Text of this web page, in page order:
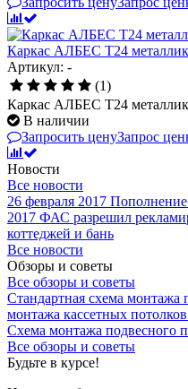
Каркас АЛБЕС Т24
Артикул: -
(1)
Каркас АЛБЕС Т24
В наличии
Запросить ценуЗапрос
Новости
Все новости
26 февраля 2017 Пополнение
2017 ФАС разрешил
коттеджей и бань
Все новости
Обзоры и советы
Все обзоры и советы
Стандартная схема монтажа
монтажа кассетных
Схема монтажа подвесного
Все обзоры и советы
Будьте в курсе!